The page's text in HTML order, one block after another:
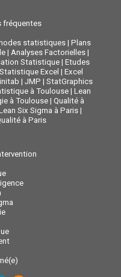
fréquentes
statistiques| Plans
| Analyses Factorielles|
Statistique | Etudes
Statistique Excel | Excel
| JMP | StatGraphics
à Toulouse| Lean
à Toulouse| Qualité à
Six Sigma à Paris |
à Paris